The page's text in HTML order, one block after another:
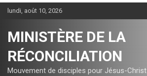
lundi, août 10, 2026
MINISTÈRE DE LA
RÉCONCILIATION
Mouvement de disciples pour Jésus-Christ